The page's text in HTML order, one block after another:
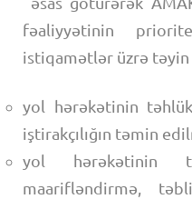
fəaliyyətinin
istiqamətlər üzrə
yol hərəkətinin
iştirakçılığın təmin
yol hərəkətinin
maarifləndirmə,